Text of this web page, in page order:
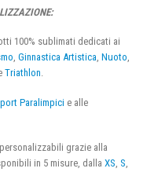
100% sublimati dedicati ai
, Ginnastica Artistica, Nuoto,
Triathlon.
Paralimpici e alle
grazie alla
in 5 misure, dalla XS S